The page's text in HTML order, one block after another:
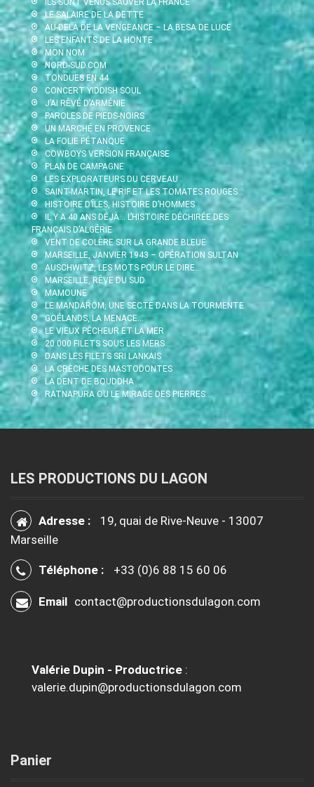
ILS SONT VENUS SAUVER LA FRANCE
LE SALAIRE DE LA DETTE
AU-DELÀ DE LA VENGEANCE – LA BESA DE LUCE
LES ENFANTS DE LA HONTE
MON NOM
NORD-SUD.COM
TONDUES EN 44
CONCERT YIDDISH SOUL
J’AI RÊVÉ D’ARMÉNIE
PAROLES DE PIEDS-NOIRS
UN MARCHÉ EN PROVENCE
LA FOLIE PÉTANQUE
COWBOYS VERSION FRANÇAISE
PLAN DE CAMPAGNE
LES EXPLORATEURS DU CERVEAU
SAINT-MARTIN, LE RIF ET LES TOMATES ROUGES
HISTOIRE D’ÎLES, HISTOIRE D’HOMMES
IL Y A 40 ANS DÉJÀ… L’HISTOIRE DÉCHIRÉE DES
FRANÇAIS D’ALGÉRIE
VENT DE COLÈRE SUR LA GRANDE BLEUE
MARSEILLE, JANVIER 1943 – OPÉRATION SULTAN
AUSCHWITZ, LES MOTS POUR LE DIRE…
MARSEILLE, RÊVE DU SUD
MAMOUNE
LE MANDAROM, UNE SECTE DANS LA TOURMENTE
GOÉLANDS, LA MENACE…
LE VIEUX PÊCHEUR ET LA MER
20 000 FILETS SOUS LES MERS…
DANS LES FILETS SRI LANKAIS
LA CRÈCHE DES MASTODONTES
LA DENT DE BOUDDHA
RATNAPURA OU LE MIRAGE DES PIERRES…
LES PRODUCTIONS DU LAGON
Adresse :
19, quai de Rive-Neuve - 13007
Marseille
Téléphone : +33 (0)6 88 15 60 06
Email contact@productionsdulagon.com
Valérie Dupin - Productrice :
valerie.dupin@productionsdulagon.com
Panier